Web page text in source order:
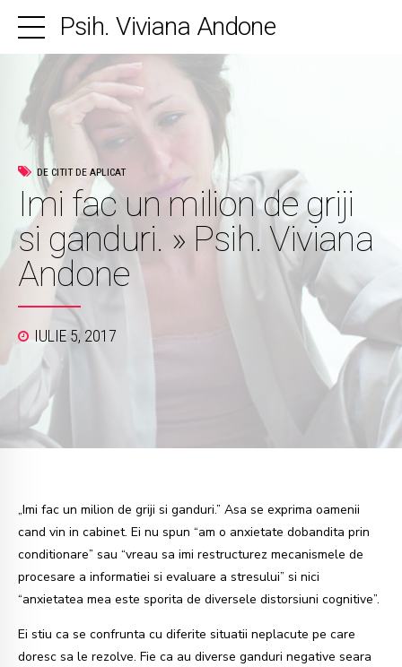
Psih. Viviana Andone
DE CITIT DE APLICAT
Imi fac un milion de griji
si ganduri. » Psih. Viviana
Andone
IULIE 5, 2017
„Imi fac un milion de griji si ganduri.” Asa se exprima oamenii
cand vin in cabinet. Ei nu spun “am o anxietate dobandita prin
conditionare” sau “vreau sa imi restructurez mecanismele de
procesare a informatiei si evaluare a stresului” si nici
“anxietatea mea este sporita de diversele distorsiuni cognitive”.
Ei stiu ca se confrunta cu diferite situatii neplacute pe care
doresc sa le rezolve. Fie ca au diverse ganduri negative seara